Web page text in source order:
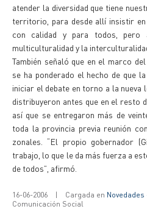
atender la diversidad que tiene
territorio, para desde allí insistir en
con calidad y para todos, pero
multiculturalidad y la
También señaló que en el marco
se ha ponderado el hecho de que
iniciar el debate en torno a la nueva
distribuyeron antes que en el resto
así que se entregaron más de
toda la provincia previa reunión
zonales. “El propio gobernador
trabajo, lo que le da más fuerza a
de todos”, afirmó.
16-06-2006 | Cargada en Novedades
Comunicación Social